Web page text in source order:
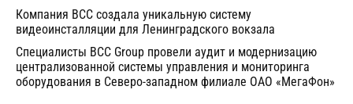
Компания BCC создала уникальную систему
видеоинсталляции для Ленинградского вокзала
Специалисты BCC Group провели аудит и модернизацию
централизованной системы управления и мониторинга
оборудования в Северо-западном филиале ОАО «МегаФон»